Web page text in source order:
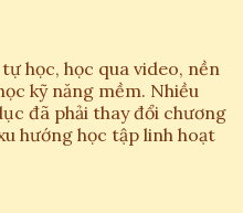
học, học qua video, nền
kỹ năng mềm. Nhiều
đã phải thay đổi chương
hướng học tập linh hoạt